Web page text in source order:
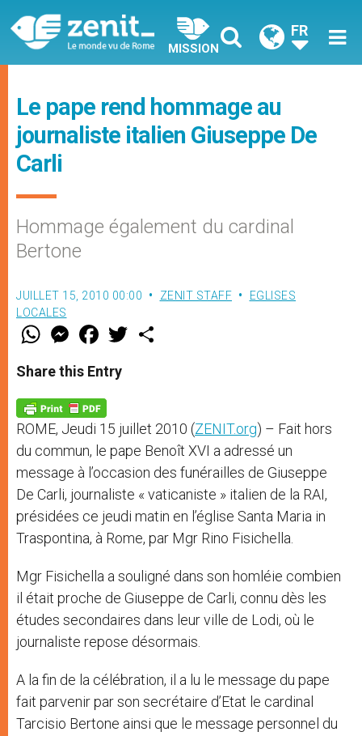
MISSION
FR
Le pape rend hommage au
journaliste italien Giuseppe De
Carli
Hommage également du cardinal
Bertone
JUILLET 15, 2010 00:00 ZENIT STAFF
EGLISES
LOCALES
W
t
s
p
p
M
e
s
e
g
e
r
F
a
e
b
o
k
w
Share this Entry
ROME, Jeudi 15 juillet 2010 (ZENIT.org) – Fait hors
du commun, le pape Benoît XVI a adressé un
message à l’occasion des funérailles de Giuseppe
De Carli, journaliste « vaticaniste » italien de la RAI,
présidées ce jeudi matin en l’église Santa Maria in
Traspontina, à Rome, par Mgr Rino Fisichella.
Mgr Fisichella a souligné dans son homléie combien
il était proche de Giuseppe de Carli, connu dès les
études secondaires dans leur ville de Lodi, où le
journaliste repose désormais.
A la fin de la célébration, il a lu le message du pape
fait parvenir par son secrétaire d’Etat le cardinal
Tarcisio Bertone ainsi que le message personnel du